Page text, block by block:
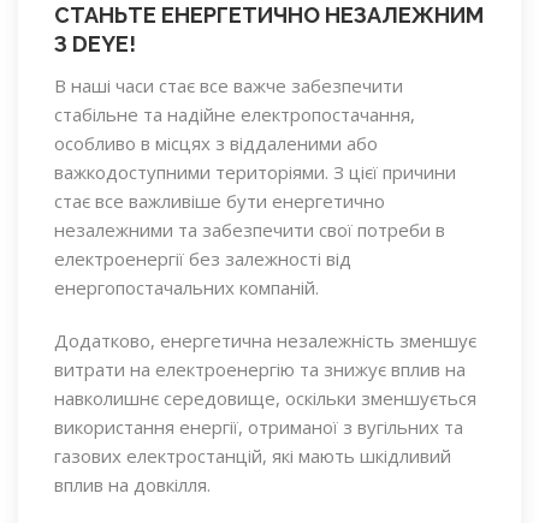
СТАНЬТЕ ЕНЕРГЕТИЧНО НЕЗАЛЕЖНИМ
З DEYE!
В наші часи стає все важче забезпечити
стабільне та надійне електропостачання,
особливо в місцях з віддаленими або
важкодоступними територіями. З цієї причини
стає все важливіше бути енергетично
незалежними та забезпечити свої потреби в
електроенергії без залежності від
енергопостачальних компаній.
Додатково, енергетична незалежність зменшує
витрати на електроенергію та знижує вплив на
навколишнє середовище, оскільки зменшується
використання енергії, отриманої з вугільних та
газових електростанцій, які мають шкідливий
вплив на довкілля.